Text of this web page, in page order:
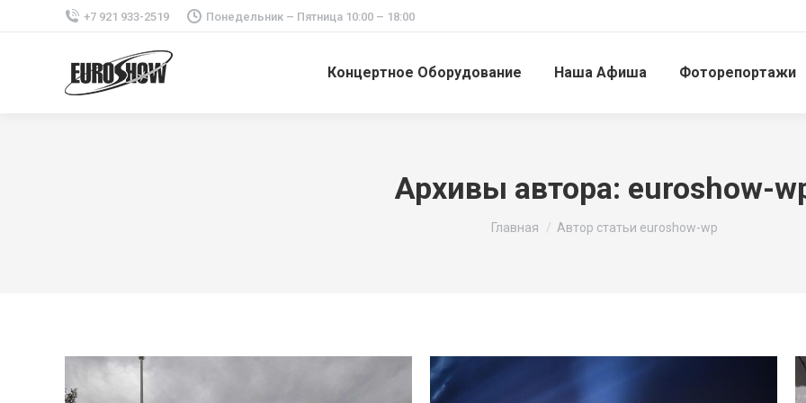
+7 921 933-2519 Понедельник – Пятница 10:00 – 18:00
Концертное Оборудование Наша Афиша Фоторепортажи
Архивы автора: euroshow-
Вы здесь:
Главная Автор статьи euroshow-wp